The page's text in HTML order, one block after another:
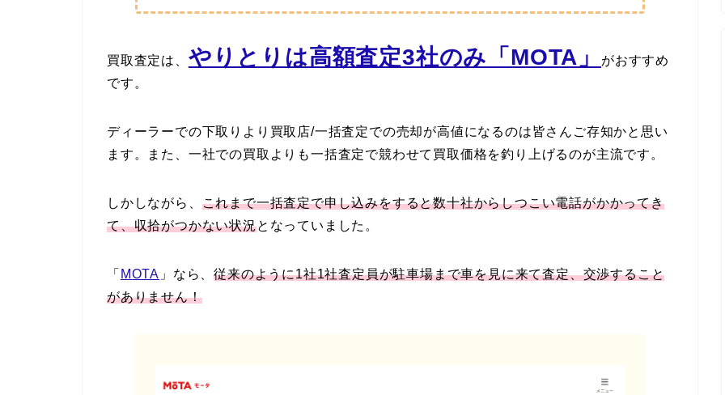
買取査定は、 やりとりは高額査定3社のみ「MOTA」
がおすすめ
です。
ディーラーでの下取りより買取店/一括査定での売却が高値になるのは皆さんご存知かと思い
ます。また、一社での買取よりも一括査定で競わせて買取価格を釣り上げるのが主流です。
しかしながら、 これまで一括査定で申し込みをすると数十社からしつこい電話がかかってき
て、収拾がつかない状況となっていました。
「 MOTA 」なら、従来のように1社1社査定員が駐車場まで車を見に来て査定、交渉すること
がありません！